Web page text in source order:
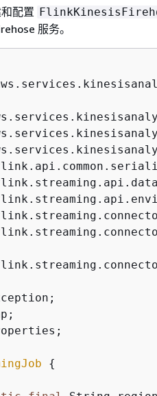
配置
服务。
{